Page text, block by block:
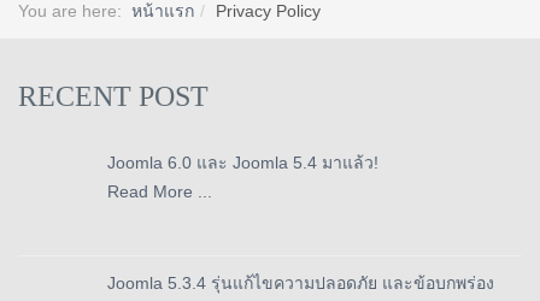
You are here: หน้าแรก Privacy Policy
RECENT POST
Joomla 6.0 และ Joomla 5.4 มาแล้ว!
Read More ...
Joomla 5.3.4 รุ่นแก้ไขความปลอดภัย และข้อบกพร่อง